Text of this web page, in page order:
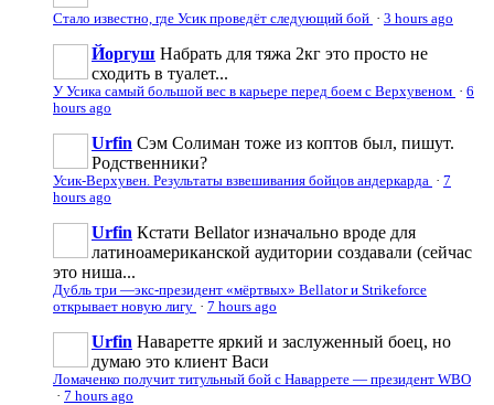
Стало известно, где Усик проведёт следующий бой · 3 hours ago
Йоргуш Набрать для тяжа 2кг это просто не
сходить в туалет...
У Усика самый большой вес в карьере перед боем с Верхувеном · 6
hours ago
Urfin Сэм Солиман тоже из коптов был, пишут.
Родственники?
Усик-Верхувен. Результаты взвешивания бойцов андеркарда · 7
hours ago
Urfin Кстати Bellator изначально вроде для
латиноамериканской аудитории создавали (сейчас
это ниша...
Дубль три —экс-президент «мёртвых» Bellator и Strikeforce
открывает новую лигу · 7 hours ago
Urfin Наваретте яркий и заслуженный боец, но
думаю это клиент Васи
Ломаченко получит титульный бой с Наваррете — президент WBO
· 7 hours ago